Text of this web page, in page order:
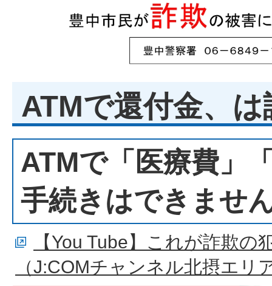
ATMで還付金、
ATMで「医療費」
手続きはできませ
【You Tube】これが詐欺の
（J:COMチャンネル北摂エリ